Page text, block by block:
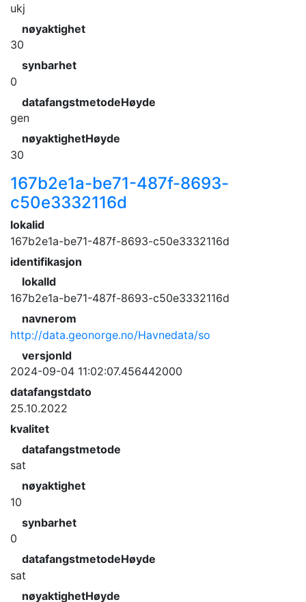
ukj
nøyaktighet
30
synbarhet
0
datafangstmetodeHøyde
gen
nøyaktighetHøyde
30
167b2e1a-be71-487f-8693-
c50e3332116d
lokalid
167b2e1a-be71-487f-8693-c50e3332116d
identifikasjon
lokalId
167b2e1a-be71-487f-8693-c50e3332116d
navnerom
http://data.geonorge.no/Havnedata/so
versjonId
2024-09-04 11:02:07.456442000
datafangstdato
25.10.2022
kvalitet
datafangstmetode
sat
nøyaktighet
10
synbarhet
0
datafangstmetodeHøyde
sat
nøyaktighetHøyde